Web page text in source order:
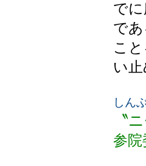
で
で
こ
い
しん
〝
参